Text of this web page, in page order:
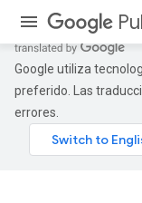
Google utiliza
preferido. Las
errores.